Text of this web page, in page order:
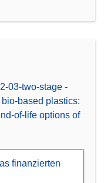
03-two-stage -
based plastics:
of-life options of
finanzierten